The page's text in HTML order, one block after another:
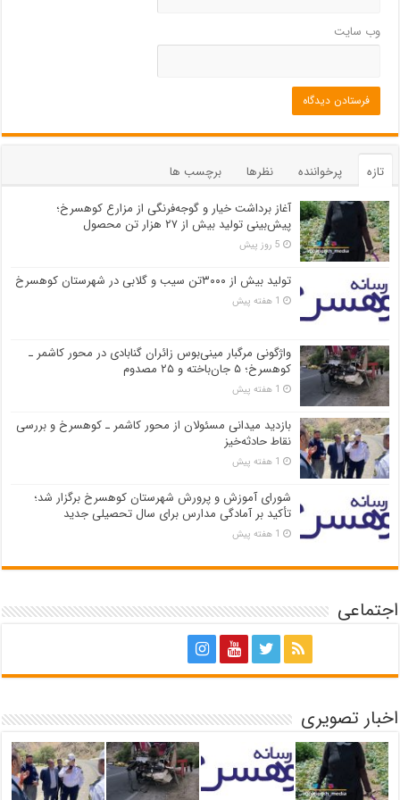
وب‌ سایت
تازه پرخواننده نظرها
برچسب ها
آغاز برداشت خیار و گوجه‌فرنگی از مزارع کوهسرخ؛
پیش‌بینی تولید بیش از ۲۷ هزار تن محصول
5 روز پیش
تولید بیش از ۳۰۰۰تن سیب و گلابی در شهرستان کوهسرخ
1 هفته پیش
واژگونی مرگبار مینی‌بوس زائران گنابادی در محور کاشمر ـ
کوهسرخ؛ ۵ جان‌باخته و ۲۵ مصدوم
1 هفته پیش
بازدید میدانی مسئولان از محور کاشمر ـ کوهسرخ و بررسی
نقاط حادثه‌خیز
1 هفته پیش
شورای آموزش و پرورش شهرستان کوهسرخ برگزار شد؛
تأکید بر آمادگی مدارس برای سال تحصیلی جدید
1 هفته پیش
اجتماعی
اخبار تصویری